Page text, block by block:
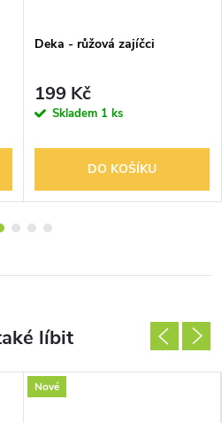
Deka - růžová zajíčci
199 Kč
Skladem 1 ks
DO KOŠÍKU
Nové